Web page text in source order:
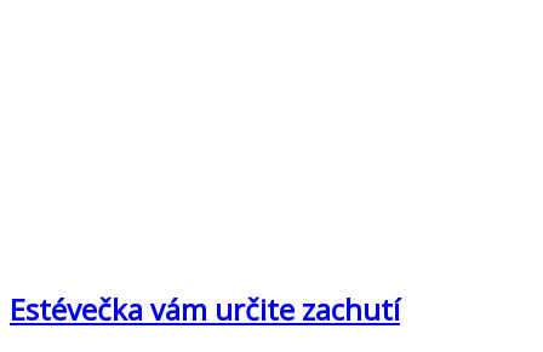
Estévečka vám určite zachutí